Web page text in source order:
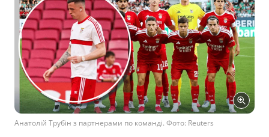
Анатолій Трубін з партнерами по команді. Фото: Reuters